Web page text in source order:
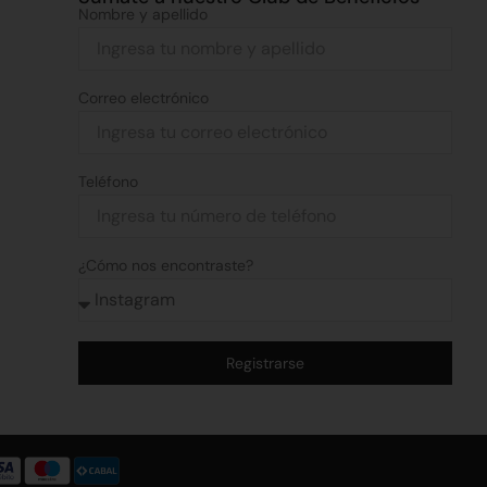
Nombre y apellido
Correo electrónico
Teléfono
¿Cómo nos encontraste?
Registrarse